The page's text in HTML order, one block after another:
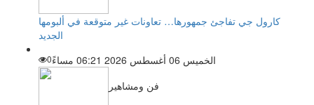
كارول جي تفاجئ جمهورها… تعاونات غير متوقعة في ألبومها
الجديد
الخميس 06 أغسطس 2026 06:21 مساءً
0
فن ومشاهير